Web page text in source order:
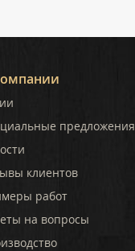
предложения
клиентов
работ
на вопросы